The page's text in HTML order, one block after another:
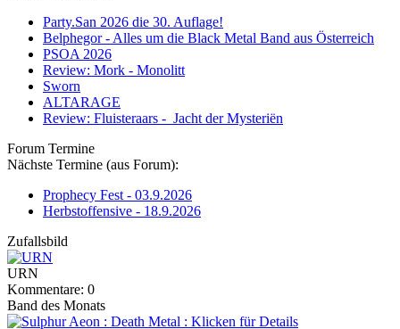
Party.San 2026 die 30. Auflage!
Belphegor - Alles um die Black Metal Band aus Österreich
PSOA 2026
Review: Mork - Monolitt
Sworn
ALTARAGE
Review: Fluisteraars - Jacht der Mysteriën
Forum Termine
Nächste Termine (aus Forum):
Prophecy Fest - 03.9.2026
Herbstoffensive - 18.9.2026
Zufallsbild
URN
Kommentare: 0
Band des Monats